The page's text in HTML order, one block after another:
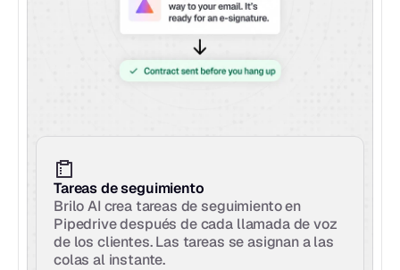
Tareas de seguimiento
Brilo AI crea tareas de seguimiento en
Pipedrive después de cada llamada de voz
de los clientes. Las tareas se asignan a las
colas al instante.